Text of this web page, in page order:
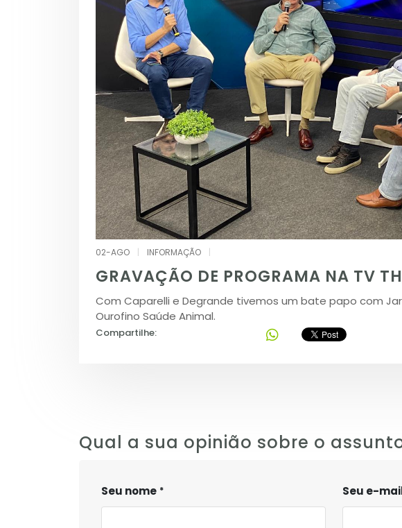
02-AGO INFORMAÇÃO
GRAVAÇÃO DE PROGRAMA NA TV
Com Caparelli e Degrande tivemos um bate papo com
Ourofino Saúde Animal.
Compartilhe:
Qual a sua opinião sobre o
Seu nome Seu e-